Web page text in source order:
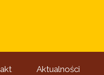
Aktualności